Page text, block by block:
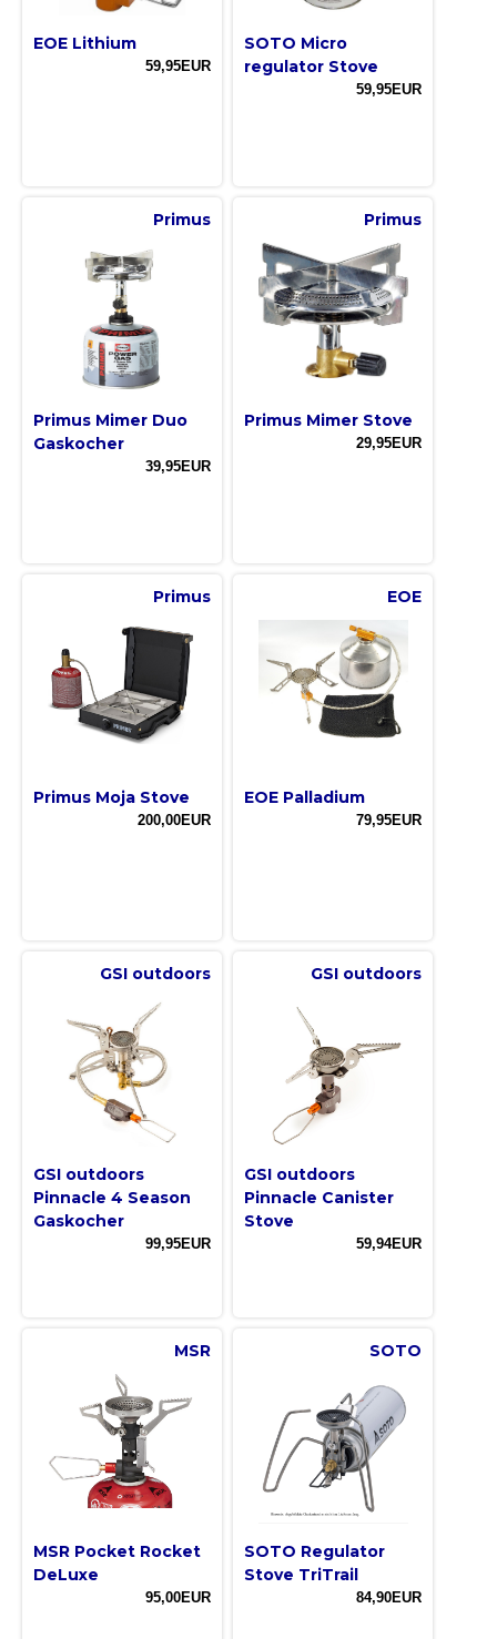
EOE Lithium
59,95EUR
SOTO Micro
regulator Stove
59,95EUR
Primus
Primus Mimer Duo
Gaskocher
39,95EUR
Primus
Primus Mimer Stove
29,95EUR
Primus
Primus Moja Stove
200,00EUR
EOE
EOE Palladium
79,95EUR
GSI outdoors
GSI outdoors
Pinnacle 4 Season
Gaskocher
99,95EUR
GSI outdoors
GSI outdoors
Pinnacle Canister
Stove
59,94EUR
MSR
MSR Pocket Rocket
DeLuxe
95,00EUR
SOTO
SOTO Regulator
Stove TriTrail
84,90EUR